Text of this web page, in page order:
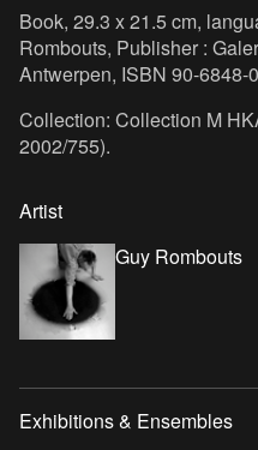
Book, 29.3 x 21.5 cm,
Rombouts, Publisher :
Antwerpen, ISBN 90-6848-
Collection: Collection M
2002/755).
Artist
Guy Rombouts
Exhibitions & Ensembles